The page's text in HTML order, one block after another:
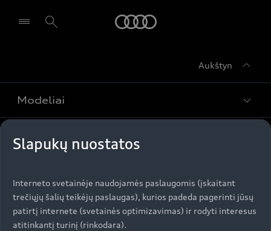
Aukštyn
Modeliai
Visi modeliai
e-tron GT
Specialūs pasiūlymai
Automobiliai sandėlyje
Servisas ir aptarnavimas
Aktualumas
Slapukų nuostatos
Interneto svetainėje naudojamės paslaugomis (įskaitant
trečiųjų šalių teikėjų paslaugas), kurios padeda pagerinti jūsų
patirtį internete (svetainės optimizavimas) ir rodyti interesus
atitinkantį turinį (rinkodara).